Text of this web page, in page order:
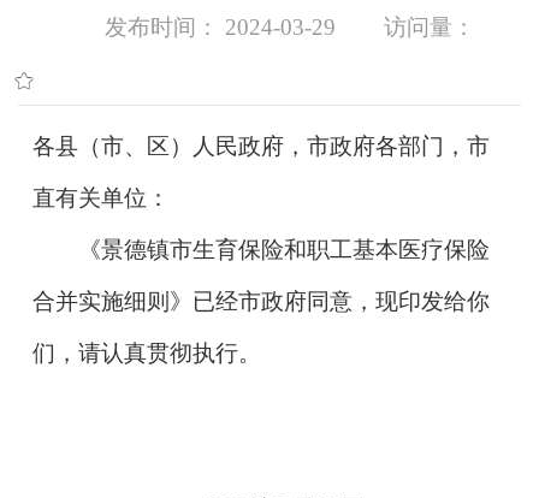
发布时间： 2024-03-29 访问量：
各县（市、区）人民政府，市政府各部门，市
直有关单位：
《景德镇市生育保险和职工基本医疗保险
合并实施细则》已经市政府同意，现印发给你
们，请认真贯彻执行。